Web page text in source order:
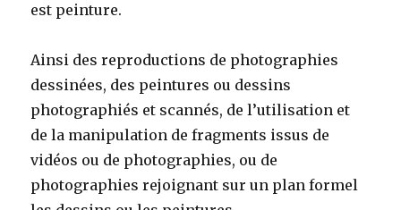
est peinture.
Ainsi des reproductions de photographies
dessinées, des peintures ou dessins
photographiés et scannés, de l’utilisation et
de la manipulation de fragments issus de
vidéos ou de photographies, ou de
photographies rejoignant sur un plan formel